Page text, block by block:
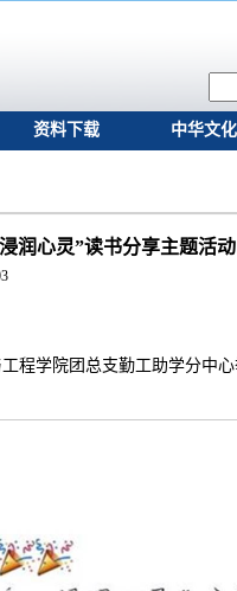
资料下载 中华文化
润心灵”读书分享主题活动
程学院团总支勤工助学分中